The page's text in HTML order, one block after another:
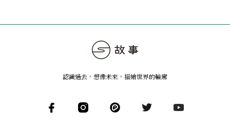
認識過去，想像未來 ， 描繪世界的輪廓